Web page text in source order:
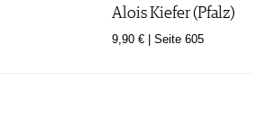
Alois Kiefer (Pfalz)
9,90 € | Seite 605